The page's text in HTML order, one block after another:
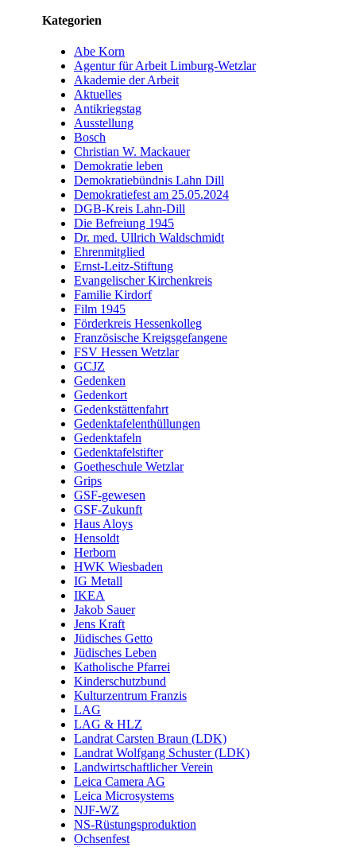
Kategorien
Abe Korn
Agentur für Arbeit Limburg-Wetzlar
Akademie der Arbeit
Aktuelles
Antikriegstag
Ausstellung
Bosch
Christian W. Mackauer
Demokratie leben
Demokratiebündnis Lahn Dill
Demokratiefest am 25.05.2024
DGB-Kreis Lahn-Dill
Die Befreiung 1945
Dr. med. Ullrich Waldschmidt
Ehrenmitglied
Ernst-Leitz-Stiftung
Evangelischer Kirchenkreis
Familie Kirdorf
Film 1945
Förderkreis Hessenkolleg
Französische Kreigsgefangene
FSV Hessen Wetzlar
GCJZ
Gedenken
Gedenkort
Gedenkstättenfahrt
Gedenktafelenthüllungen
Gedenktafeln
Gedenktafelstifter
Goetheschule Wetzlar
Grips
GSF-gewesen
GSF-Zukunft
Haus Aloys
Hensoldt
Herborn
HWK Wiesbaden
IG Metall
IKEA
Jakob Sauer
Jens Kraft
Jüdisches Getto
Jüdisches Leben
Katholische Pfarrei
Kinderschutzbund
Kulturzentrum Franzis
LAG
LAG & HLZ
Landrat Carsten Braun (LDK)
Landrat Wolfgang Schuster (LDK)
Landwirtschaftlicher Verein
Leica Camera AG
Leica Microsystems
NJF-WZ
NS-Rüstungsproduktion
Ochsenfest